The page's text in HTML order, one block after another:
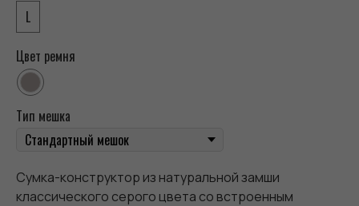
L
Цвет ремня
Тип мешка
Сумка-конструктор из натуральной замши
классического серого цвета со встроенным